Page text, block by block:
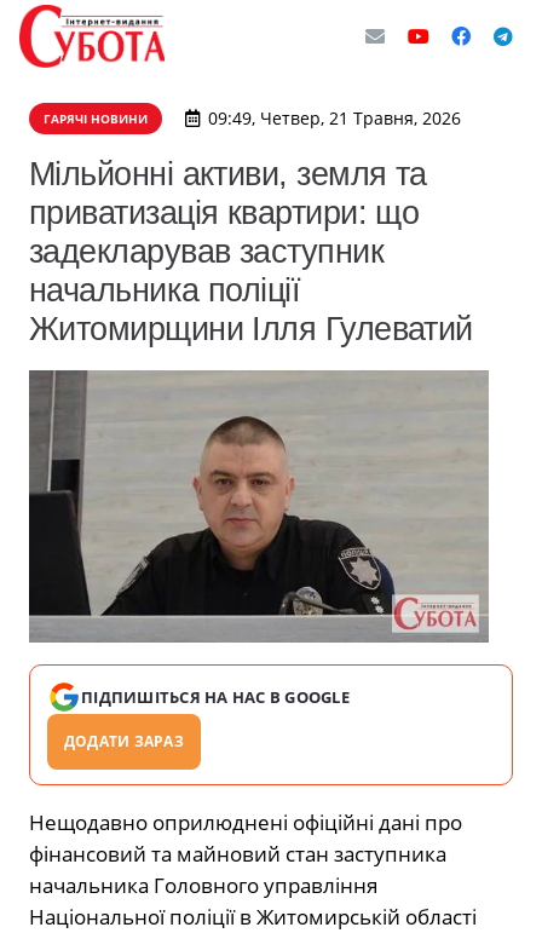
ГАРЯЧІ НОВИНИ 09:49, Четвер, 21 Травня, 2026
Мільйонні активи, земля та
приватизація квартири: що
задекларував заступник
начальника поліції
Житомирщини Ілля Гулеватий
ПІДПИШІТЬСЯ НА НАС В GOOGLE
ДОДАТИ ЗАРАЗ
Нещодавно оприлюднені офіційні дані про
фінансовий та майновий стан заступника
начальника Головного управління
Національної поліції в Житомирській області